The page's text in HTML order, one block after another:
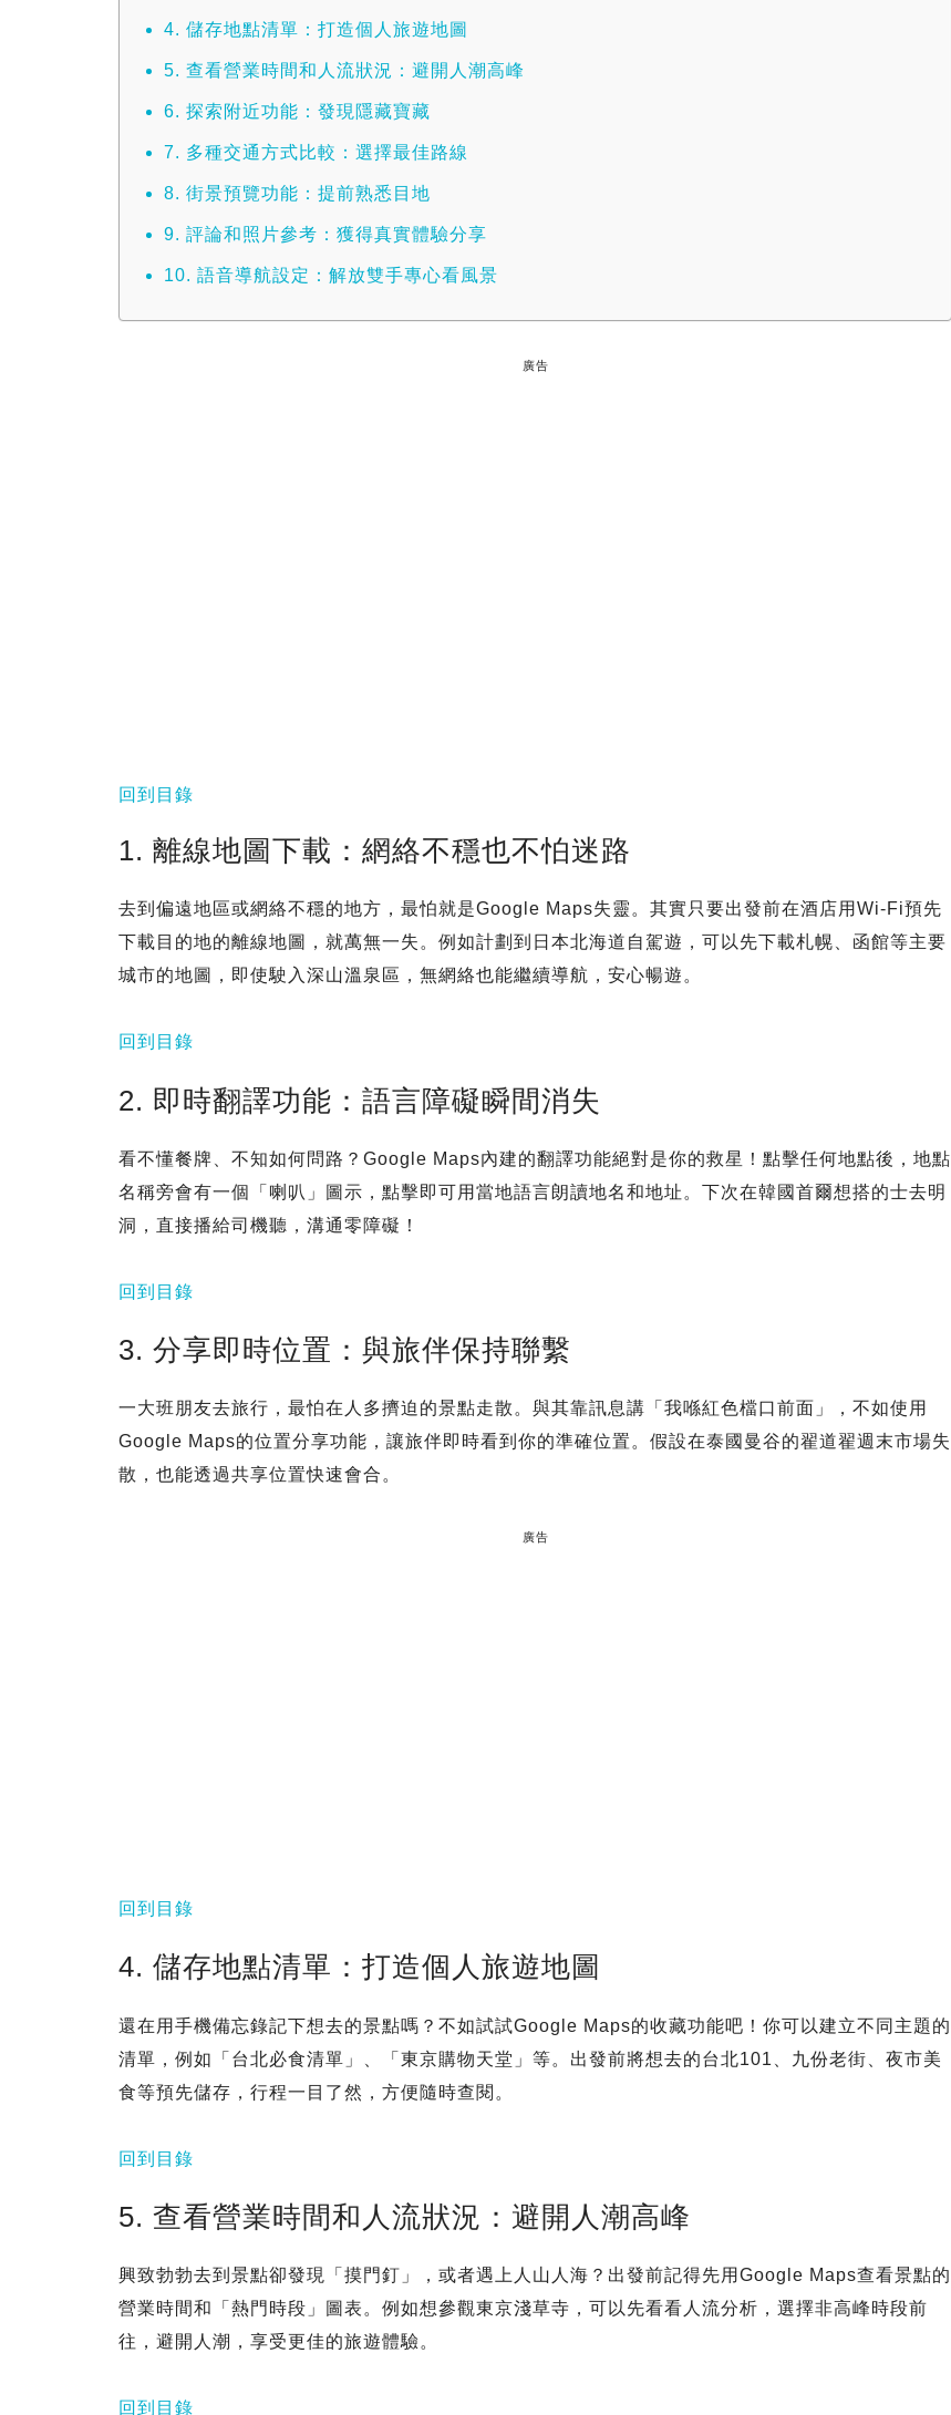
4. 儲存地點清單：打造個人旅遊地圖
5. 查看營業時間和人流狀況：避開人潮高峰
6. 探索附近功能：發現隱藏寶藏
7. 多種交通方式比較：選擇最佳路線
8. 街景預覽功能：提前熟悉目地
9. 評論和照片參考：獲得真實體驗分享
10. 語音導航設定：解放雙手專心看風景
廣告
回到目錄
1. 離線地圖下載：網絡不穩也不怕迷路
去到偏遠地區或網絡不穩的地方，最怕就是Google Maps失靈。其實只要出發前在酒店用Wi-Fi預先
下載目的地的離線地圖，就萬無一失。例如計劃到日本北海道自駕遊，可以先下載札幌、函館等主要
城市的地圖，即使駛入深山溫泉區，無網絡也能繼續導航，安心暢遊。
回到目錄
2. 即時翻譯功能：語言障礙瞬間消失
看不懂餐牌、不知如何問路？Google Maps內建的翻譯功能絕對是你的救星！點擊任何地點後，地點
名稱旁會有一個「喇叭」圖示，點擊即可用當地語言朗讀地名和地址。下次在韓國首爾想搭的士去明
洞，直接播給司機聽，溝通零障礙！
回到目錄
3. 分享即時位置：與旅伴保持聯繫
一大班朋友去旅行，最怕在人多擠迫的景點走散。與其靠訊息講「我喺紅色檔口前面」，不如使用
Google Maps的位置分享功能，讓旅伴即時看到你的準確位置。假設在泰國曼谷的翟道翟週末市場失
散，也能透過共享位置快速會合。
廣告
回到目錄
4. 儲存地點清單：打造個人旅遊地圖
還在用手機備忘錄記下想去的景點嗎？不如試試Google Maps的收藏功能吧！你可以建立不同主題的
清單，例如「台北必食清單」、「東京購物天堂」等。出發前將想去的台北101、九份老街、夜市美
食等預先儲存，行程一目了然，方便隨時查閱。
回到目錄
5. 查看營業時間和人流狀況：避開人潮高峰
興致勃勃去到景點卻發現「摸門釘」，或者遇上人山人海？出發前記得先用Google Maps查看景點的
營業時間和「熱門時段」圖表。例如想參觀東京淺草寺，可以先看看人流分析，選擇非高峰時段前
往，避開人潮，享受更佳的旅遊體驗。
回到目錄